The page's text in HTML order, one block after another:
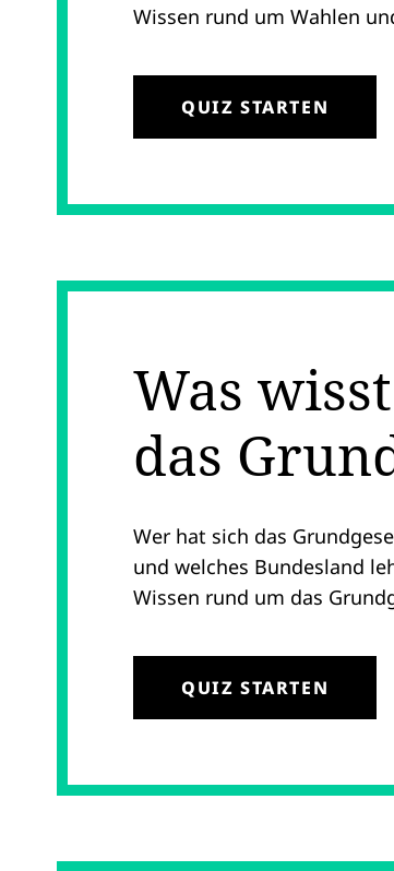
Wissen rund um Wahlen
QUIZ STARTEN
Was
das
Wer hat sich das
und welches Bundesland
Wissen rund um das
QUIZ STARTEN